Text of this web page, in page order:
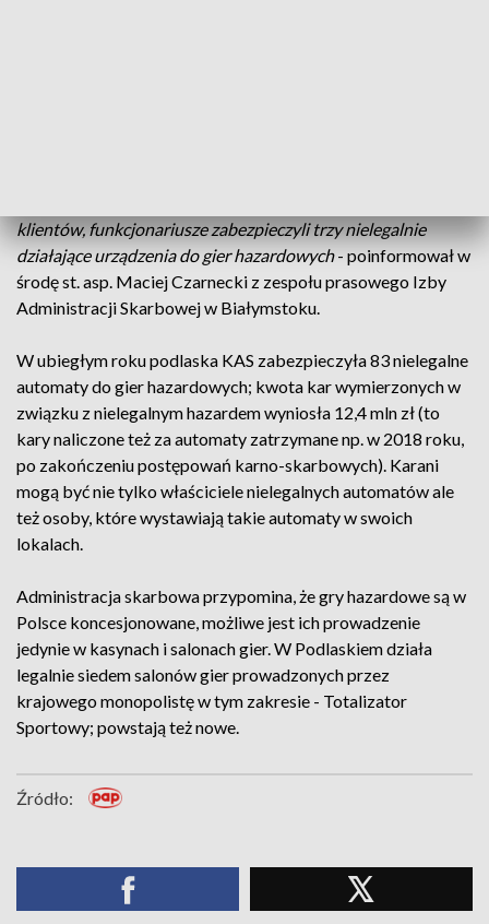
klientów, funkcjonariusze zabezpieczyli trzy nielegalnie
działające urządzenia do gier hazardowych- poinformował w
środę st. asp. Maciej Czarnecki z zespołu prasowego Izby
Administracji Skarbowej w Białymstoku.
W ubiegłym roku podlaska KAS zabezpieczyła 83 nielegalne
automaty do gier hazardowych; kwota kar wymierzonych w
związku z nielegalnym hazardem wyniosła 12,4 mln zł (to
kary naliczone też za automaty zatrzymane np. w 2018 roku,
po zakończeniu postępowań karno-skarbowych). Karani
mogą być nie tylko właściciele nielegalnych automatów ale
też osoby, które wystawiają takie automaty w swoich
lokalach.
Administracja skarbowa przypomina, że gry hazardowe są w
Polsce koncesjonowane, możliwe jest ich prowadzenie
jedynie w kasynach i salonach gier. W Podlaskiem działa
legalnie siedem salonów gier prowadzonych przez
krajowego monopolistę w tym zakresie - Totalizator
Sportowy; powstają też nowe.
Źródło: